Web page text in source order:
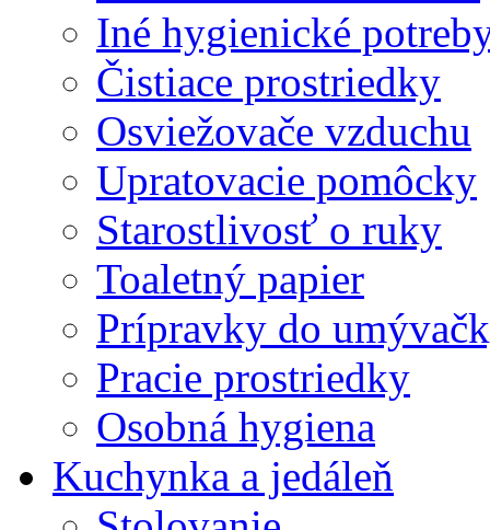
Iné hygienické
Čistiace prostriedky
Osviežovače vzduchu
Upratovacie pomôcky
Starostlivosť o ruky
Toaletný papier
Prípravky do
Pracie prostriedky
Osobná hygiena
Kuchynka a jedáleň